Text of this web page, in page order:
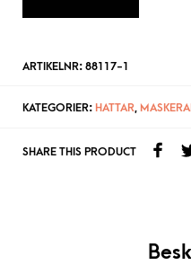
ARTIKELNR: 88117-1
KATEGORIER: HATTAR,
SHARE THIS PRODUCT